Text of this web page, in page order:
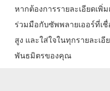
หากต้องการรายละเอียดเพิ่
ร่วมมือกับซัพพลายเออร์ที่เ
สูง และใส่ใจในทุกรายละเอี
พันธมิตรของคุณ